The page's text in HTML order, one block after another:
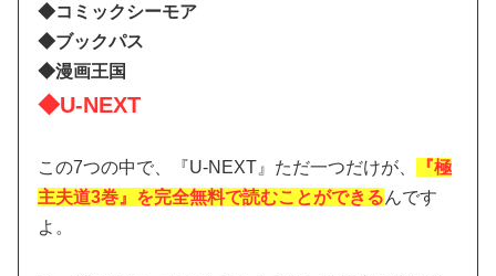
◆コミックシーモア
◆ブックパス
◆漫画王国
◆U-NEXT
この7つの中で、『U-NEXT』ただ一つだけが、
『極
主夫道3巻』を完全無料で読むことができるんです
よ。